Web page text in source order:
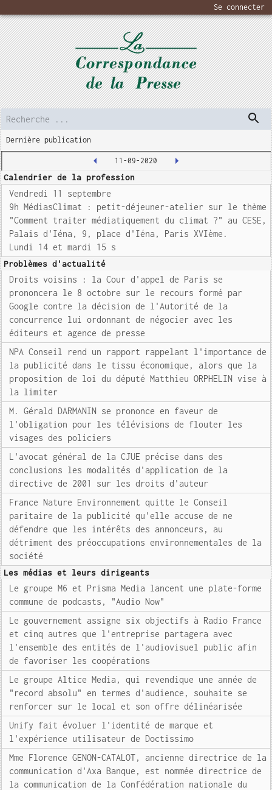
Se connecter
Dernière publication
11-09-2020
Calendrier de la profession
Vendredi 11 septembre
9h MédiasClimat : petit-déjeuner-atelier sur le thème
"Comment traiter médiatiquement du climat ?" au CESE,
Palais d'Iéna, 9, place d'Iéna, Paris XVIème.
Lundi 14 et mardi 15 s
Problèmes d'actualité
Droits voisins : la Cour d'appel de Paris se
prononcera le 8 octobre sur le recours formé par
Google contre la décision de l'Autorité de la
concurrence lui ordonnant de négocier avec les
éditeurs et agence de presse
NPA Conseil rend un rapport rappelant l'importance de
la publicité dans le tissu économique, alors que la
proposition de loi du député Matthieu ORPHELIN vise à
la limiter
M. Gérald DARMANIN se prononce en faveur de
l'obligation pour les télévisions de flouter les
visages des policiers
L'avocat général de la CJUE précise dans des
conclusions les modalités d'application de la
directive de 2001 sur les droits d'auteur
France Nature Environnement quitte le Conseil
paritaire de la publicité qu'elle accuse de ne
défendre que les intérêts des annonceurs, au
détriment des préoccupations environnementales de la
société
Les médias et leurs dirigeants
Le groupe M6 et Prisma Media lancent une plate-forme
commune de podcasts, "Audio Now"
Le gouvernement assigne six objectifs à Radio France
et cinq autres que l'entreprise partagera avec
l'ensemble des entités de l'audiovisuel public afin
de favoriser les coopérations
Le groupe Altice Media, qui revendique une année de
"record absolu" en termes d'audience, souhaite se
renforcer sur le local et son offre délinéarisée
Unify fait évoluer l'identité de marque et
l'expérience utilisateur de Doctissimo
Mme Florence GENON-CATALOT, ancienne directrice de la
communication d'Axa Banque, est nommée directrice de
la communication de la Confédération nationale du